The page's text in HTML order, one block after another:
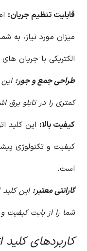
قابلیت تنظیم جریان:
میزان مورد نیاز، به
الکتریکی با جریان
طراحی جمع و جور:
کمتری را در تابلو برق
کیفیت بالا: این کلید
کیفیت و تکنولوژی
است.
گارانتی معتبر:
شما را از بابت کیفیت